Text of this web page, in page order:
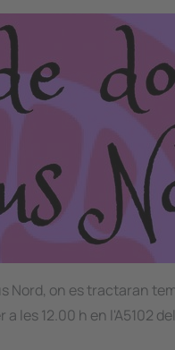
Nord, on es tractaran
les 12.00 h en l'A5102